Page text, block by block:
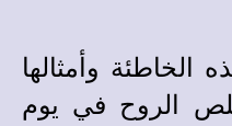
الخاطئة وأمثالها
الروح في يوم